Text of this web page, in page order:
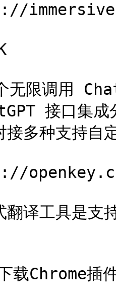
无限调用
接口集成
接多种支持自
翻译工具是支
载Chrome插